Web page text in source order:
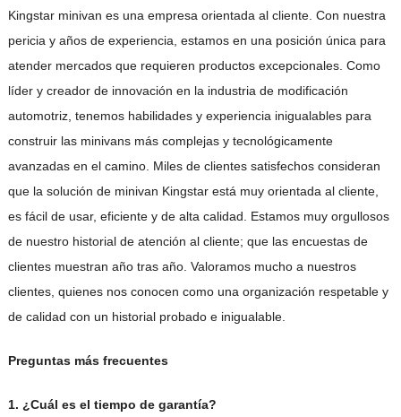
Kingstar minivan es una empresa orientada al cliente. Con nuestra
pericia y años de experiencia, estamos en una posición única para
atender mercados que requieren productos excepcionales. Como
líder y creador de innovación en la industria de modificación
automotriz, tenemos habilidades y experiencia inigualables para
construir las minivans más complejas y tecnológicamente
avanzadas en el camino. Miles de clientes satisfechos consideran
que la solución de minivan Kingstar está muy orientada al cliente,
es fácil de usar, eficiente y de alta calidad. Estamos muy orgullosos
de nuestro historial de atención al cliente; que las encuestas de
clientes muestran año tras año. Valoramos mucho a nuestros
clientes, quienes nos conocen como una organización respetable y
de calidad con un historial probado e inigualable.
Preguntas más frecuentes
1. ¿Cuál es el tiempo de garantía?